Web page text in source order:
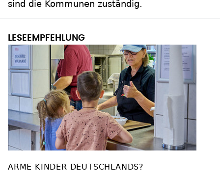
sind die Kommunen zuständig.
ARME KINDER DEUTSCHLANDS?